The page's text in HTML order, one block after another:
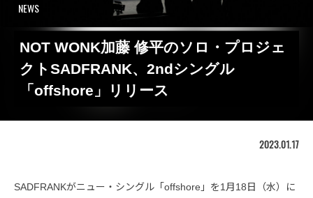
NEWS
NOT WONK加藤 修平のソロ・プロジェ
クトSADFRANK、2ndシングル
「offshore」リリース
2023.01.17
SADFRANKがニュー・シングル「offshore」を1月18日（水）に